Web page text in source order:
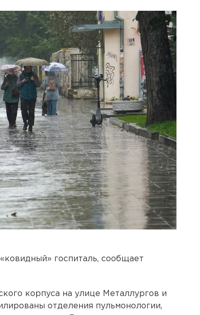
госпиталь, сообщает
корпуса на улице Металлургов и
отделения пульмонологии,